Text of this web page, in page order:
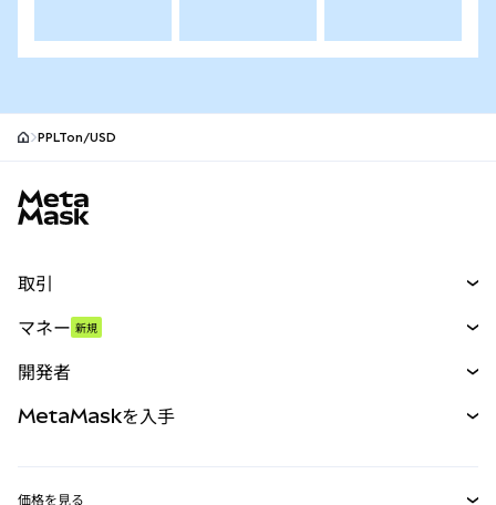
PPLTon/USD
取引
パーペチュアル
RWA
マネー 新規
開発者
MetaMaskを入手
価格を見る